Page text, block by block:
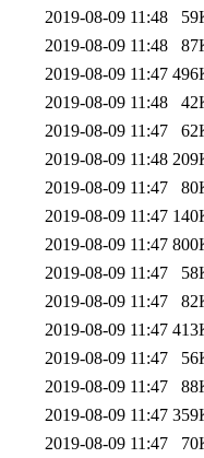
2019-08-09 11:48
2019-08-09 11:48
2019-08-09 11:47
2019-08-09 11:48
2019-08-09 11:47
2019-08-09 11:48
2019-08-09 11:47
2019-08-09 11:47
2019-08-09 11:47
2019-08-09 11:47
2019-08-09 11:47
2019-08-09 11:47
2019-08-09 11:47
2019-08-09 11:47
2019-08-09 11:47
2019-08-09 11:47